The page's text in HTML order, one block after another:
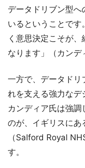
データドリブン型
いるということで
く意思決定こそが
なります」（カンデ
一方で、データドリ
れを支える強力なデ
カンディア氏は強
のが、イギリスにあ
（Salford Royal
す。